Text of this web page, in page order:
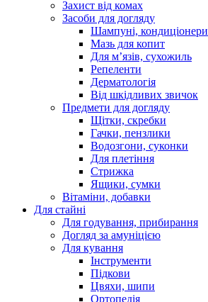
Захист від комах
Засоби для догляду
Шампуні, кондиціонери
Мазь для копит
Для м’язів, сухожиль
Репеленти
Дерматологія
Від шкідливих звичок
Предмети для догляду
Щітки, скребки
Гачки, пензлики
Водозгони, суконки
Для плетіння
Стрижка
Ящики, сумки
Вітаміни, добавки
Для стайні
Для годування, прибирання
Догляд за амуніцією
Для кування
Інструменти
Підкови
Цвяхи, шипи
Ортопедія